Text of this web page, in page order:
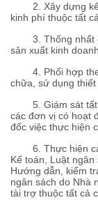
2. Xây dựng kế
kinh phí thuộc tất
3. Thống nhất
sản xuất kinh
4. Phối hợp theo
chữa, sử dụng
5. Giám sát tất
các đơn vị có hoạt
đốc việc thực hiện
6. Thực hiện các
Kế toán, Luật
Hướng dẫn, kiểm
ngân sách do Nhà
tài trợ thuộc tất cả